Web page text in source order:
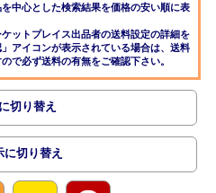
中心とした検索結果を価格の安い順に表
ットプレイス出品者の送料設定の詳細を
アイコンが表示されている場合は、送料
で必ず送料の有無をご確認下さい。
切り替え
に切り替え